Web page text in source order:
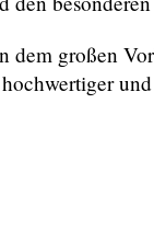
großen